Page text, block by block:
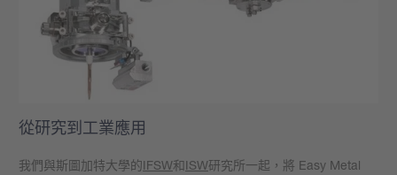
從研究到工業應用
我們與斯圖加特大學的IFSW和ISW研究所一起，將 Easy Metal